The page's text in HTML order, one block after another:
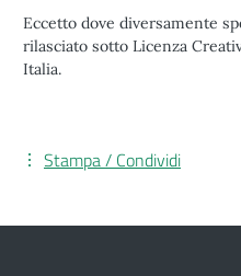
Eccetto dove diversamente
rilasciato sotto Licenza
Italia.
Stampa / Condividi